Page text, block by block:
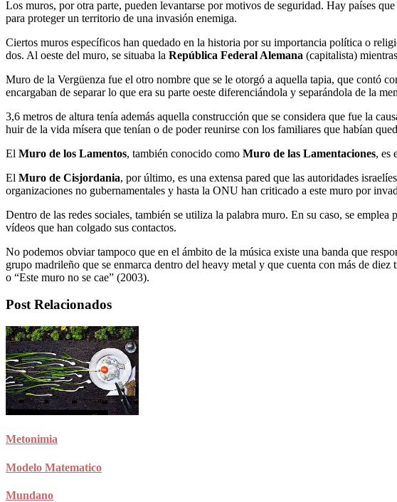
Los muros, por otra parte, pueden levantarse por motivos de seguridad. Hay países
para proteger un territorio de una invasión enemiga.
Ciertos muros específicos han quedado en la historia por su importancia política o
dos. Al oeste del muro, se situaba la República Federal Alemana (capitalista)
Muro de la Vergüenza fue el otro nombre que se le otorgó a aquella tapia, que contó
encargaban de separar lo que era su parte oeste diferenciándola y separándola de la
3,6 metros de altura tenía además aquella construcción que se considera que fue la
huir de la vida mísera que tenían o de poder reunirse con los familiares que habían
El Muro de los Lamentos, también conocido como Muro de las Lamentaciones, es
El Muro de Cisjordania, por último, es una extensa pared que las autoridades
organizaciones no gubernamentales y hasta la ONU han criticado a este muro por
Dentro de las redes sociales, también se utiliza la palabra muro. En su caso, se
vídeos que han colgado sus contactos.
No podemos obviar tampoco que en el ámbito de la música existe una banda que
grupo madrileño que se enmarca dentro del heavy metal y que cuenta con más de
o “Este muro no se cae” (2003).
Post Relacionados
Metonimia
Modelo Matematico
Mundano